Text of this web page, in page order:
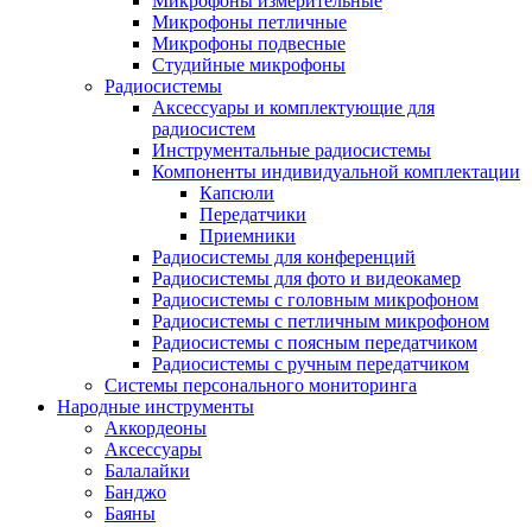
Микрофоны петличные
Микрофоны подвесные
Студийные микрофоны
Радиосистемы
Аксессуары и комплектующие для
радиосистем
Инструментальные радиосистемы
Компоненты индивидуальной комплектации
Капсюли
Передатчики
Приемники
Радиосистемы для конференций
Радиосистемы для фото и видеокамер
Радиосистемы с головным микрофоном
Радиосистемы с петличным микрофоном
Радиосистемы с поясным передатчиком
Радиосистемы с ручным передатчиком
Системы персонального мониторинга
Народные инструменты
Аккордеоны
Аксессуары
Балалайки
Банджо
Баяны